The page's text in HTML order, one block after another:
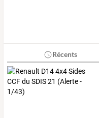
Récents